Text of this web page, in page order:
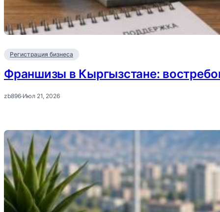
Регистрация бизнеса
Франшизы в Кыргызстане:
zb896·Июл 21, 2026